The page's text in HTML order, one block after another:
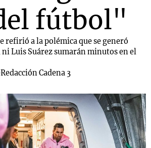
fútbol"
refirió a la polémica que se generó
ni Luis Suárez sumarán minutos en el
Redacción Cadena 3